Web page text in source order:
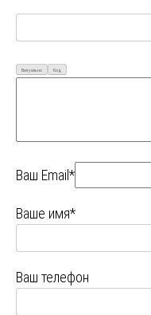
Визуально Код
Ваш Email*
Ваше имя*
Ваш телефон